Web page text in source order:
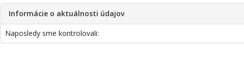
Informácie o aktuálnosti údajov
Naposledy sme kontrolovali: